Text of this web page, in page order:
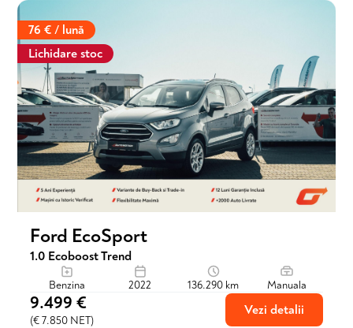
Lichidare stoc
76 € / lună
Ford EcoSport
1.0 Ecoboost Trend
Benzina 2022 136.290 km Manuala
9.499 €
(€ 7.850 NET)
Vezi detalii